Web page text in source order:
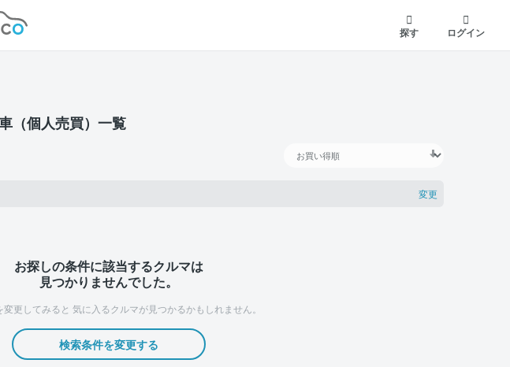
コ
探す
ログイン
（個人売買）一覧
変更
お探しの条件に該当するクルマは
見つかりませんでした。
更してみると 気に入るクルマが見つかるかもしれません。
検索条件を変更する